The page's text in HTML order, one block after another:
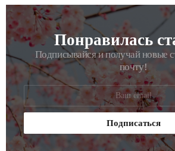
РАССЫЛКАПонравилась
Подписывайся и получай новые
почту!